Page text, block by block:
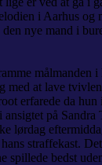
i Aarhus og
nye mand i
målmanden i
med at lave
erfarede da
ansigtet på
lørdag
straffekast.
spillede bedst